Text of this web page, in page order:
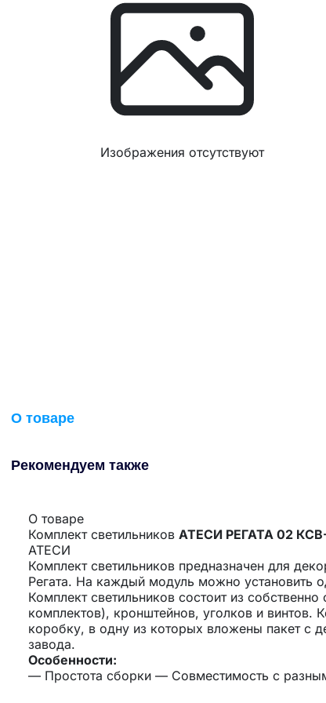
Изображения отсутствуют
О товаре
Рекомендуем также
О товаре
Комплект светильников АТЕСИ РЕГАТА 02
АТЕСИ
Комплект светильников предназначен для
Регата. На каждый модуль можно установить
Комплект светильников состоит из
комплектов), кронштейнов, уголков и винтов.
коробку, в одну из которых вложены пакет с
завода.
Особенности:
— Простота сборки — Совместимость с